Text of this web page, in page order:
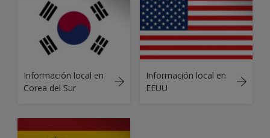
Información local en
Corea del Sur
Información local en
EEUU